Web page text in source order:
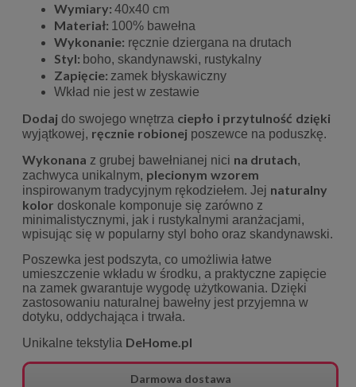
Wymiary: 40x40 cm
Materiał: 100% bawełna
Wykonanie: ręcznie dziergana na drutach
Styl: boho, skandynawski, rustykalny
Zapięcie: zamek błyskawiczny
Wkład nie jest w zestawie
Dodaj do swojego wnętrza ciepło i przytulność dzięki
wyjątkowej, ręcznie robionej poszewce na poduszkę.
Wykonana z grubej bawełnianej nici na drutach,
zachwyca unikalnym, plecionym wzorem
inspirowanym tradycyjnym rękodziełem. Jej naturalny
kolor doskonale komponuje się zarówno z
minimalistycznymi, jak i rustykalnymi aranżacjami,
wpisując się w popularny styl boho oraz skandynawski.
Poszewka jest podszyta, co umożliwia łatwe
umieszczenie wkładu w środku, a praktyczne zapięcie
na zamek gwarantuje wygodę użytkowania. Dzięki
zastosowaniu naturalnej bawełny jest przyjemna w
dotyku, oddychająca i trwała.
Unikalne tekstylia DeHome.pl
Darmowa dostawa